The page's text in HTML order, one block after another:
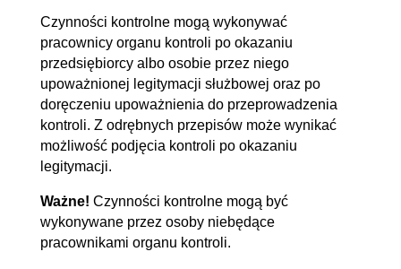
Czynności kontrolne mogą wykonywać
pracownicy organu kontroli po okazaniu
przedsiębiorcy albo osobie przez niego
upoważnionej legitymacji służbowej oraz po
doręczeniu upoważnienia do przeprowadzenia
kontroli. Z odrębnych przepisów może wynikać
możliwość podjęcia kontroli po okazaniu
legitymacji.
Ważne! Czynności kontrolne mogą być
wykonywane przez osoby niebędące
pracownikami organu kontroli.